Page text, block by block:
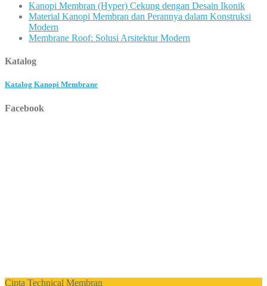
Kanopi Membran (Hyper) Cekung dengan Desain Ikonik
Material Kanopi Membran dan Perannya dalam Konstruksi
Modern
Membrane Roof: Solusi Arsitektur Modern
Katalog
Katalog Kanopi Membrane
Facebook
Cipta Technical Membran